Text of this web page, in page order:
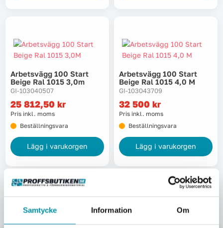
Samtycke Information Om
Arbetsvägg 100 Start
Beige Ral 1015 3,0m
GI-103040507
25 812,50 kr
Pris inkl. moms
Beställningsvara
Lägg i varukorgen
Arbetsvägg 100 Start
Beige Ral 1015 4,0 M
GI-103043709
32 500 kr
Pris inkl. moms
Beställningsvara
Lägg i varukorgen